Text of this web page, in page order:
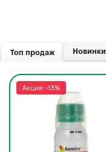
Топ продаж Новинки
Акция: -13%